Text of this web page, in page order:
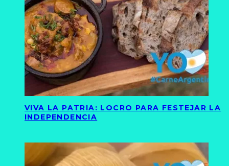
VIVA LA PATRIA: LOCRO PARA FESTEJAR LA
INDEPENDENCIA